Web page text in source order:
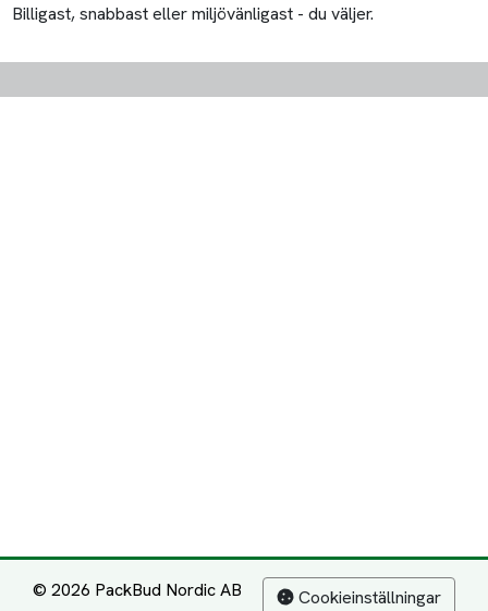
Billigast, snabbast eller miljövänligast - du väljer.
© 2026 PackBud Nordic AB Cookieinställningar